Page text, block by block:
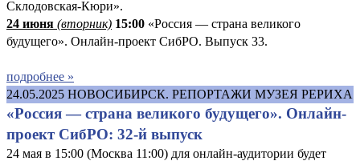
Склодовская-Кюри».
24 июня (вторник) 15:00 «Россия — страна великого
будущего». Онлайн-проект СибРО. Выпуск 33.
подробнее »
24.05.2025 НОВОСИБИРСК. РЕПОРТАЖИ МУЗЕЯ РЕРИХА
«Россия — страна великого будущего». Онлайн-
проект СибРО: 32-й выпуск
24 мая в 15:00 (Москва 11:00) для онлайн-аудитории будет